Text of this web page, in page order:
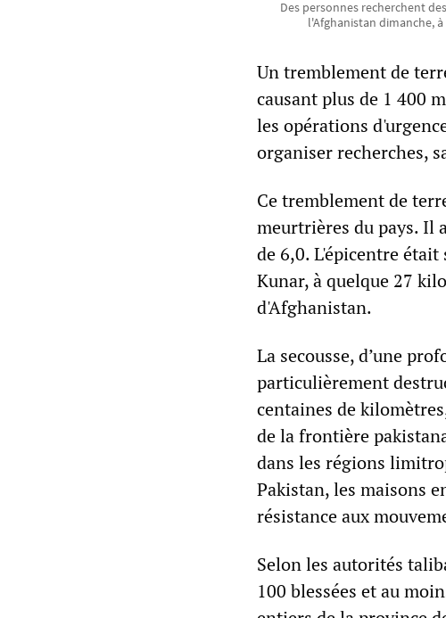
Des personnes recherchent
l'Afghanistan dimanche,
Un tremblement de
causant plus de 1 400
les opérations
organiser recherches,
Ce tremblement de
meurtrières du pays. Il
de 6,0. L'épicentre
Kunar, à quelque 27
d'Afghanistan.
La secousse, d’une
particulièrement
centaines de
de la frontière
dans les régions
Pakistan, les maisons
résistance aux
Selon les autorités
100 blessées et au